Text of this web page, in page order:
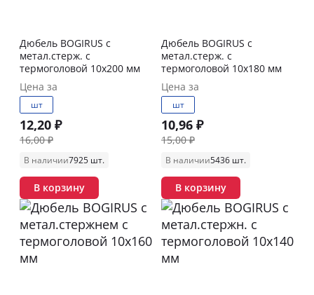
Дюбель BOGIRUS с
метал.стерж. с
термоголовой 10х200 мм
Цена за
шт
12,20 ₽
16,00 ₽
В наличии7925 шт.
В корзину
Дюбель BOGIRUS с
метал.стерж. с
термоголовой 10х180 мм
Цена за
шт
10,96 ₽
15,00 ₽
В наличии5436 шт.
В корзину